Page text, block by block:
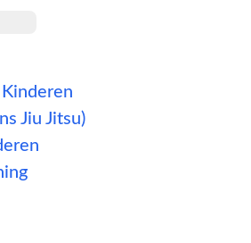
Jiu Jitsu)